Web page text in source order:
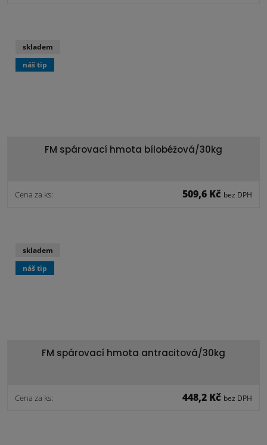
FM spárovací hmota bílobéžová/30kg
Cena za ks: 509,6 Kč bez DPH
skladem
náš tip
FM spárovací hmota antracitová/30kg
Cena za ks: 448,2 Kč bez DPH
skladem
náš tip